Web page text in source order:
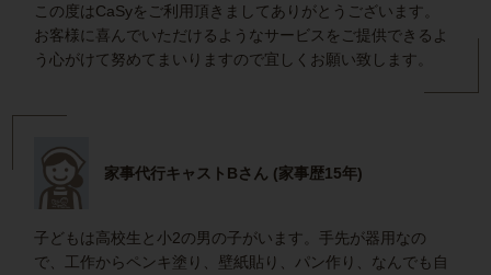
この度はCaSyをご利用頂きましてありがとうございます。
お客様に喜んでいただけるようなサービスをご提供できるよ
う心がけて努めてまいりますので宜しくお願い致します。
家事代行キャストBさん (家事歴15年)
子どもは高校生と小2の男の子がいます。手先が器用なの
で、工作からペンキ塗り、壁紙貼り、パン作り、なんでも自